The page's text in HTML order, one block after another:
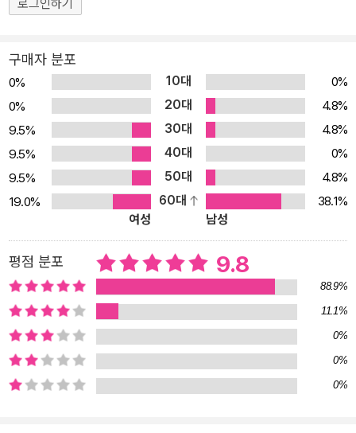
쉰의 저작들에 담겨 있는 여러 경구는 시대를 초월해 많은 사람에게
쉰은 혁명의 시대에 살았지만 혁명이 모든 것을 해결해 줄 것으로 생
각하지 않았다. 인간 사회가 안고 있는 문제들을 단 한 번의 혁명으로
해결할 수 있다는 것은 몽상가들의 환상에 불과하다고 생각했다. 하
나의 산을 넘으면 또 다른 산이 기다리고 있고 언제나 그 험준한 산에
직면해야 하는 것이 우리가 살아가는 세상이다. 기술의 발전과 함께
사회가 발달한다고 생각하겠지만, 여전히 깨어나지 못한 우매한 대중
의 퇴행적 선택으로 우리 사회는 전진하지 못하고 있는 것도 사실이
다. 루쉰이 그런 우매한 대중을 ‘아큐’라는 형상으로 은유했다면, 우리
사회 내에도 그런 아큐 같은 존재들이 역사적 진보의 발목을 잡고 있
는 것이 아닐까? 시간과 공간을 넘어서 우리에게 희망의 경구를 전해
주는 루쉰 루쉰의 글을 날마다 한 편씩 읽으며 나아가는 희망과 진보
의 365일! 그렇다면 2024년 한국에 사는 우리는 어떤 삶을 살아야
하는가? 끊임없이 등장하는 ‘우매한 대중’에 우리 사회와 역사를 맡
긴 채 낙담하고 절망 속에서 지내야 할까? 루쉰은 이런 우리의 질문
에 해결책을 제시하고 나아갈 길을 보여주고 있다. 그는 1933년에 쓴
자신의 수필 ‘나는 왜 소설을 쓰게 되었는가’에서 “나는 병든 사회의
로그인하기
구매자 분포
0% 10대
0%
0%
20대
4.8%
9.5%
30대
4.8%
9.5%
40대
0%
9.5%
50대
4.8%
19.0%
60대
38.1%
여성
남성
평점 분포 9.8
88.9%
11.1%
0%
0%
0%